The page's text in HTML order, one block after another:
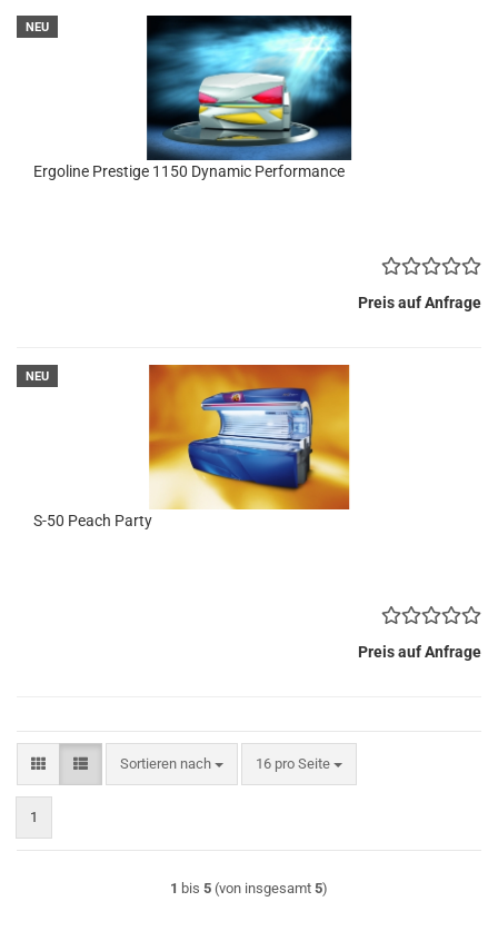
NEU
Ergoline Prestige 1150 Dynamic Performance
Preis auf Anfrage
NEU
S-50 Peach Party
Preis auf Anfrage
Sortieren nach
Sortieren nach 16 pro Seite
pro Seite
1
1 bis 5 (von insgesamt 5)